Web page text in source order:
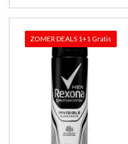
ZOMER DEALS 1+1 Gratis